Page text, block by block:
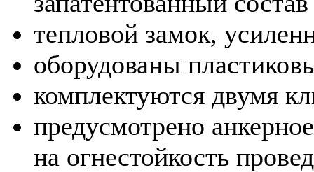
тепловой замок,
оборудованы
комплектуются двумя
предусмотрено
на огнестойкость